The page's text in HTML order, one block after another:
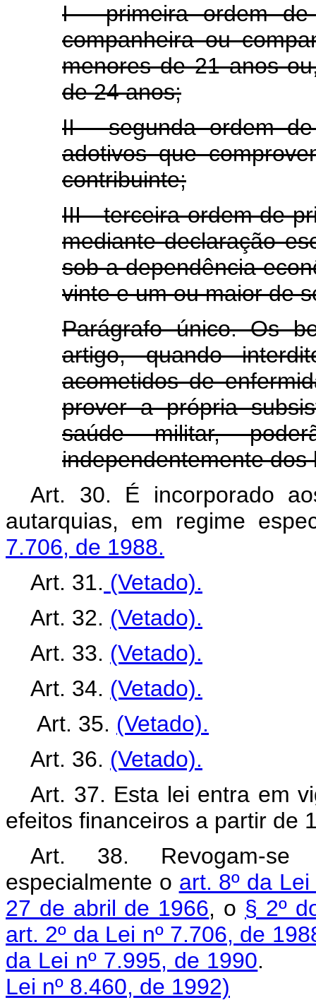
I - primeira ordem
companheira ou
menores de 21 anos
de 24 anos;
II - segunda ordem
adotivos que
contribuinte;
III - terceira ordem de
mediante declaração
sob a dependência
vinte e um ou maior de
Parágrafo único. Os
artigo, quando
acometidos de
prover a própria
saúde militar,
independentemente dos
Art. 30. É incorporado
autarquias, em regime
7.706, de 1988.
Art. 31. (Vetado).
Art. 32. (Vetado).
Art. 33. (Vetado).
Art. 34. (Vetado).
Art. 35. (Vetado).
Art. 36. (Vetado).
Art. 37. Esta lei entra em
efeitos financeiros a partir de
Art. 38. Revogam-se
especialmente o art. 8º da
27 de abril de 1966, o § 2º
art. 2º da Lei nº 7.706, de
da Lei nº 7.995, de 1990
Lei nº 8.460, de 1992)